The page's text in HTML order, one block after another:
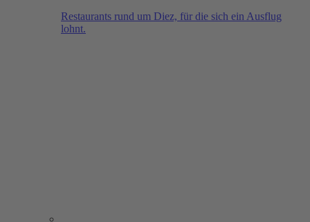
Restaurants rund um Diez, für die sich ein Ausflug
lohnt.